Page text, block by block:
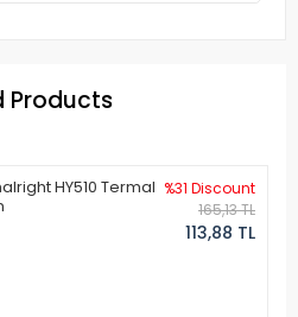
Products
HY510 Termal %31 Discount
165,13 TL
113,88 TL